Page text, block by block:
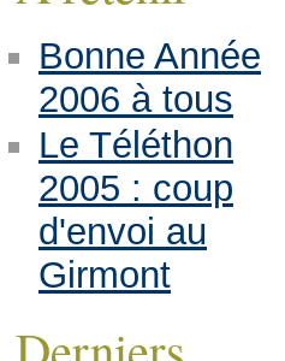
Bonne Année
2006 à tous
Le Téléthon
2005 : coup
d'envoi au
Girmont